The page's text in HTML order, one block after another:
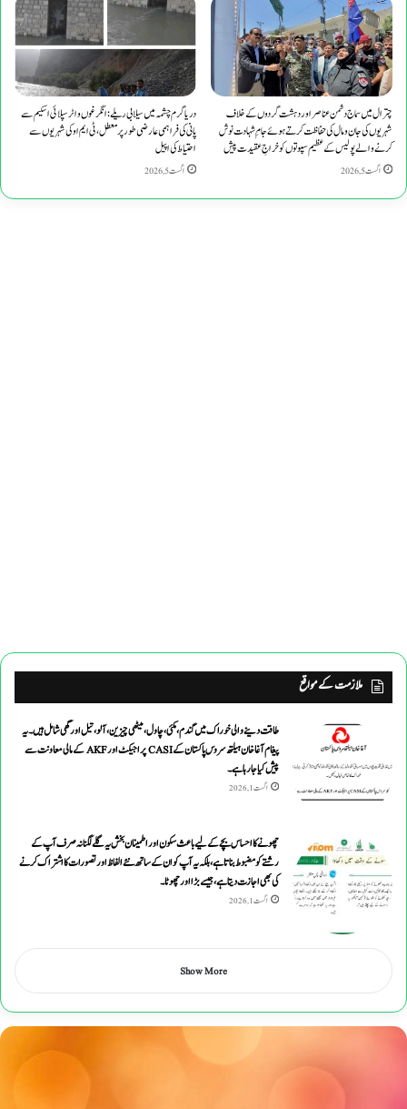
چترال میں سماج دشمن عناصر اور دہشت گردوں کے خلاف
شہریوں کی جان و مال کی حفاظت کرتے ہوئے جامِ شہادت نوش
کرنے والے پولیس کے عظیم سپوتوں کو خراجِ عقیدت پیش
اگست 5, 2026
دریا گرم چشمہ میں سیلابی ریلے: انگرغوں واٹر سپلائی اسکیم سے
پانی کی فراہمی عارضی طور پر معطل، ٹی ایم او کی شہریوں سے
احتیاط کی اپیل
اگست 5, 2026
ملازمت کے مواقع
طاقت دینے والی خوراک میں گندم ،مکئی ،چاول،میٹھی چیزین ،آلو،تیل اورگھی شامل ہیں۔یہ
پیغام آغاخان ہیلتھ سروس پاکستان کے CASI پراجیکٹ اور AKF کے مالی معاونت سے
پیش کیاجارہاہے۔
اگست 1, 2026
چھونے کا احساس بچے کے لیے باعث سکون اور اطمینان بخش یہ گلے لگنا نہ صرف آپ کے
رشتے کو مضبوط بناتا ہے، بلکہ یہ آپ کو ان کے ساتھ نئے الفاظ اور تصورات کا اشتراک کرنے
کی بھی اجازت دیتا ہے ، جیسے بڑا اور چھوٹا۔
اگست 1, 2026
Show More